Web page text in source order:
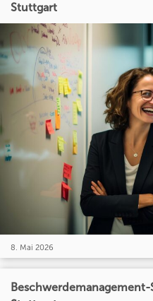
Stuttgart
8. Mai 2026